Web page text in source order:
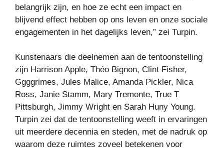
belangrijk zijn, en hoe ze echt een impact en
blijvend effect hebben op ons leven en onze sociale
engagementen in het dagelijks leven,” zei Turpin.
Kunstenaars die deelnemen aan de tentoonstelling
zijn Harrison Apple, Théo Bignon, Clint Fisher,
Ggggrimes, Jules Malice, Amanda Pickler, Nica
Ross, Janie Stamm, Mary Tremonte, True T
Pittsburgh, Jimmy Wright en Sarah Huny Young.
Turpin zei dat de tentoonstelling weeft in ervaringen
uit meerdere decennia en steden, met de nadruk op
waarom deze ruimtes zoveel betekenen voor